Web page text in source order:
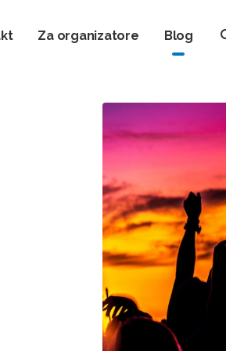
Za organizatore Blog